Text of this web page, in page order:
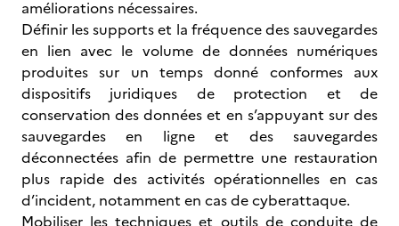
améliorations nécessaires.
Définir les supports et la fréquence des sauvegardes
en lien avec le volume de données numériques
produites sur un temps donné conformes aux
dispositifs juridiques de protection et de
conservation des données et en s’appuyant sur des
sauvegardes en ligne et des sauvegardes
déconnectées afin de permettre une restauration
plus rapide des activités opérationnelles en cas
d’incident, notamment en cas de cyberattaque.
Mobiliser les techniques et outils de conduite de